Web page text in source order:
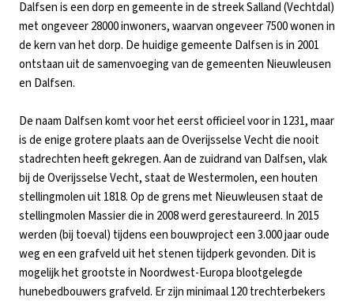
Dalfsen is een dorp en gemeente in de streek Salland (Vechtdal)
met ongeveer 28000 inwoners, waarvan ongeveer 7500 wonen in
de kern van het dorp. De huidige gemeente Dalfsen is in 2001
ontstaan uit de samenvoeging van de gemeenten Nieuwleusen
en Dalfsen.
De naam Dalfsen komt voor het eerst officieel voor in 1231, maar
is de enige grotere plaats aan de Overijsselse Vecht die nooit
stadrechten heeft gekregen. Aan de zuidrand van Dalfsen, vlak
bij de Overijsselse Vecht, staat de Westermolen, een houten
stellingmolen uit 1818. Op de grens met Nieuwleusen staat de
stellingmolen Massier die in 2008 werd gerestaureerd. In 2015
werden (bij toeval) tijdens een bouwproject een 3.000 jaar oude
weg en een grafveld uit het stenen tijdperk gevonden. Dit is
mogelijk het grootste in Noordwest-Europa blootgelegde
hunebedbouwers grafveld. Er zijn minimaal 120 trechterbekers